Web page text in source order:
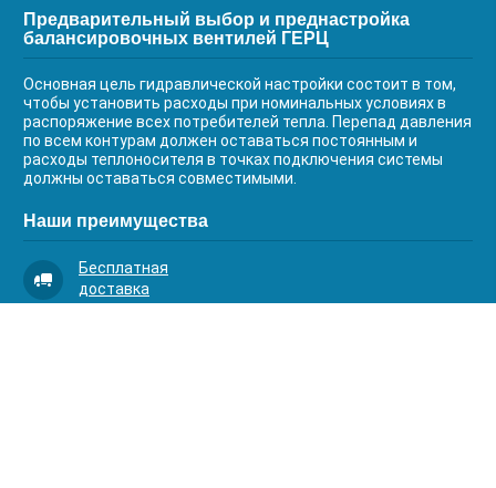
Предварительный выбор и преднастройка
балансировочных вентилей ГЕРЦ
Основная цель гидравлической настройки состоит в том,
чтобы установить расходы при номинальных условиях в
распоряжение всех потребителей тепла. Перепад давления
по всем контурам должен оставаться постоянным и
расходы теплоносителя в точках подключения системы
должны оставаться совместимыми.
Наши преимущества
Бесплатная
доставка